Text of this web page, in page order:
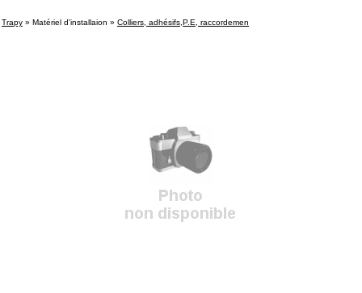
Trapy » Matériel d'installaion » Colliers, adhésifs,P.E, raccordemen